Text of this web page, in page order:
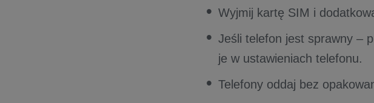
Wyjmij kartę SIM i
Jeśli telefon jest sprawny –
je w ustawieniach telefonu.
Telefony oddaj bez